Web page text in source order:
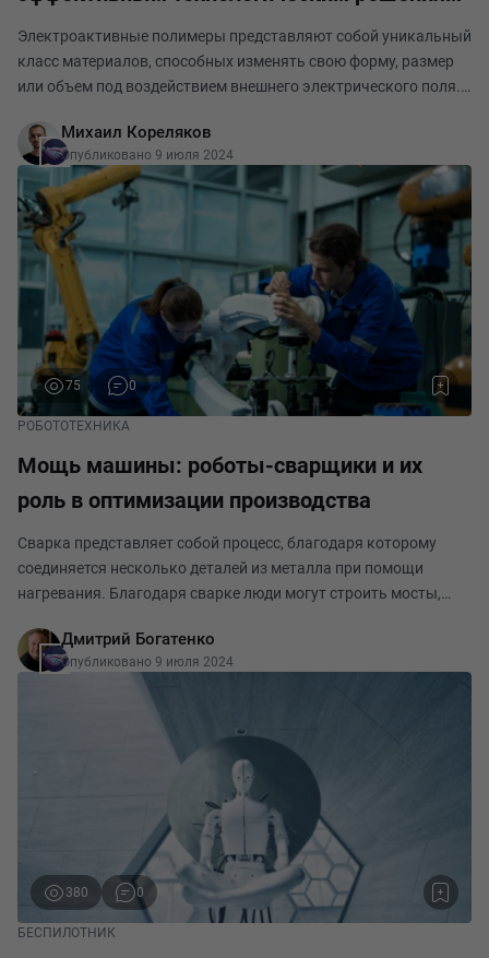
Электроактивные полимеры представляют собой уникальный
класс материалов, способных изменять свою форму, размер
или объем под воздействием внешнего электрического поля.
которые делают их ключевыми компонентами в
Михаил Кореляков
Опубликовано 9 июля 2024
75 0
РОБОТОТЕХНИКА
Мощь машины: роботы-сварщики и их
роль в оптимизации производства
Сварка представляет собой процесс, благодаря которому
соединяется несколько деталей из металла при помощи
нагревания. Благодаря сварке люди могут строить мосты,
передвижения: автобусы, машины, троллейбус
Дмитрий Богатенко
Опубликовано 9 июля 2024
380 0
БЕСПИЛОТНИК